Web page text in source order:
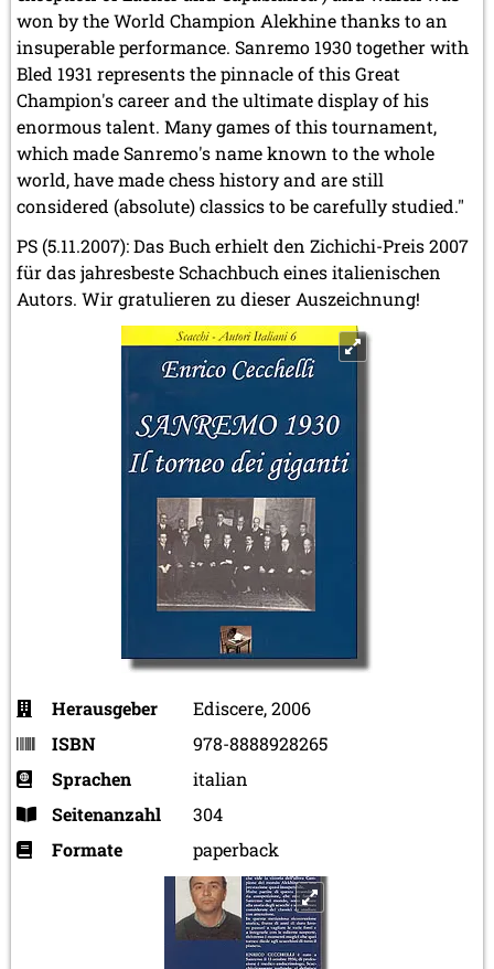
won by the World Champion Alekhine thanks to an
insuperable performance. Sanremo 1930 together with
Bled 1931 represents the pinnacle of this Great
Champion's career and the ultimate display of his
enormous talent. Many games of this tournament,
which made Sanremo's name known to the whole
world, have made chess history and are still
considered (absolute) classics to be carefully studied."
PS (5.11.2007): Das Buch erhielt den Zichichi-Preis 2007
für das jahresbeste Schachbuch eines italienischen
Autors. Wir gratulieren zu dieser Auszeichnung!
Herausgeber
Ediscere, 2006
ISBN
978-8888928265
Sprachen
italian
Seitenanzahl
304
Formate
paperback